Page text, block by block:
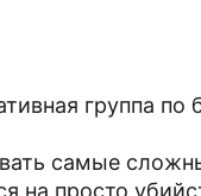
группа по
самые
на просто